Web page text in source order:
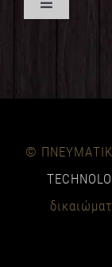
Εναλλαγή
©